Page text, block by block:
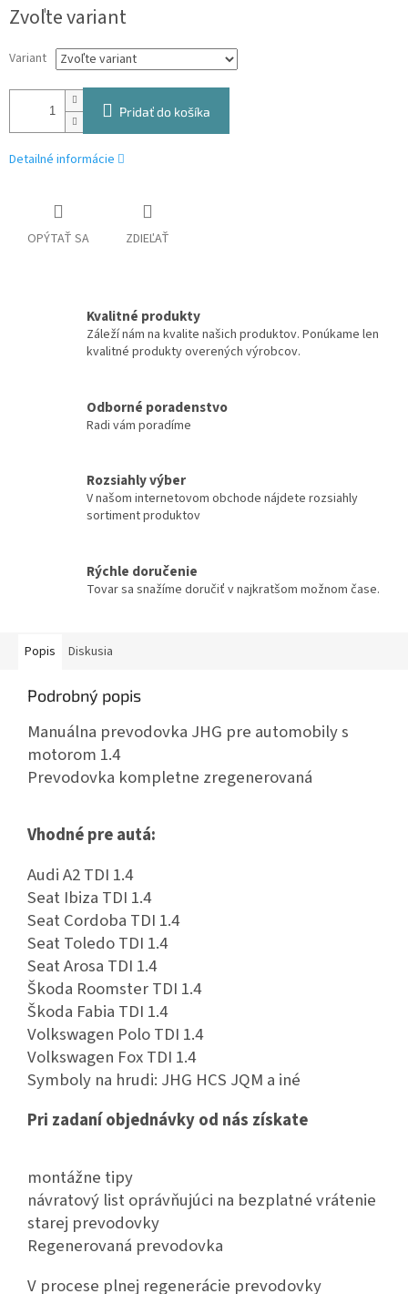
cena:
Zvoľte variant
Variant
Pridať do košíka
Detailné informácie
OPÝTAŤ SA ZDIEĽAŤ
Kvalitné produkty
Záleží nám na kvalite našich produktov. Ponúkame len
kvalitné produkty overených výrobcov.
Odborné poradenstvo
Radi vám poradíme
Rozsiahly výber
V našom internetovom obchode nájdete rozsiahly
sortiment produktov
Rýchle doručenie
Tovar sa snažíme doručiť v najkratšom možnom čase.
Popis Diskusia
Podrobný popis
Manuálna prevodovka JHG pre automobily s
motorom 1.4
Prevodovka kompletne zregenerovaná
Vhodné pre autá:
Audi A2 TDI 1.4
Seat Ibiza TDI 1.4
Seat Cordoba TDI 1.4
Seat Toledo TDI 1.4
Seat Arosa TDI 1.4
Škoda Roomster TDI 1.4
Škoda Fabia TDI 1.4
Volkswagen Polo TDI 1.4
Volkswagen Fox TDI 1.4
Symboly na hrudi: JHG HCS JQM a iné
Pri zadaní objednávky od nás získate
montážne tipy
návratový list oprávňujúci na bezplatné vrátenie
starej prevodovky
Regenerovaná prevodovka
V procese plnej regenerácie prevodovky